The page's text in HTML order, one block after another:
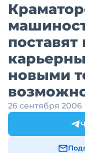
новыми
26 сентября 2006